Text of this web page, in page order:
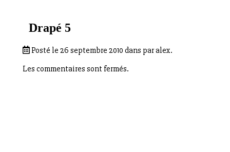
Drapé 5
Posté le 26 septembre 2010 dans par alex.
Les commentaires sont fermés.